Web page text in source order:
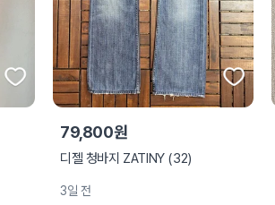
79,800원
디젤 청바지 ZATINY (32)
3일 전